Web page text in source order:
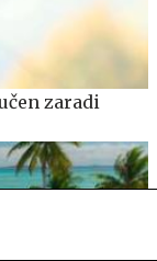
zaradi